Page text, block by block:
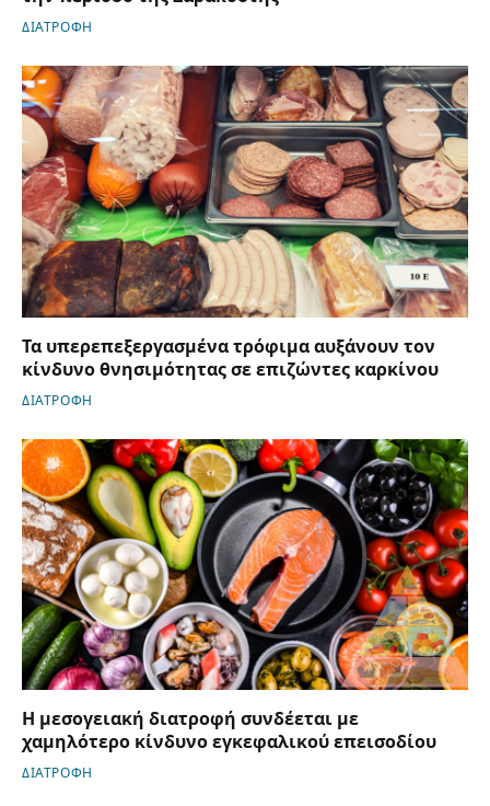
ΔΙΑΤΡΟΦΗ
Τα υπερεπεξεργασμένα τρόφιμα αυξάνουν τον
κίνδυνο θνησιμότητας σε επιζώντες καρκίνου
ΔΙΑΤΡΟΦΗ
Η μεσογειακή διατροφή συνδέεται με
χαμηλότερο κίνδυνο εγκεφαλικού επεισοδίου
ΔΙΑΤΡΟΦΗ